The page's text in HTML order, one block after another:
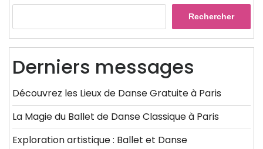
Rechercher
Derniers messages
Découvrez les Lieux de Danse Gratuite à Paris
La Magie du Ballet de Danse Classique à Paris
Exploration artistique : Ballet et Danse